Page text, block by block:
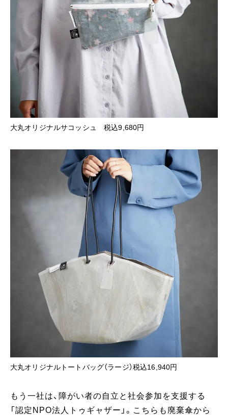
大丸オリジナルサコッシュ 税込9,680円
大丸オリジナルトートバッグ（ラージ）税込16,940円
もう一社は、障がい者の自立と社会参加を支援する
「認定NPO法人トゥギャザー」。こちらも廃棄傘から